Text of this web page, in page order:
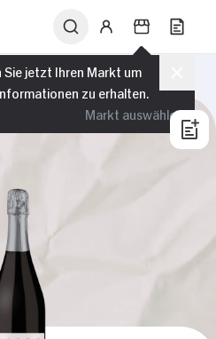
Sie jetzt Ihren Markt um
zu erhalten.
Markt auswählen